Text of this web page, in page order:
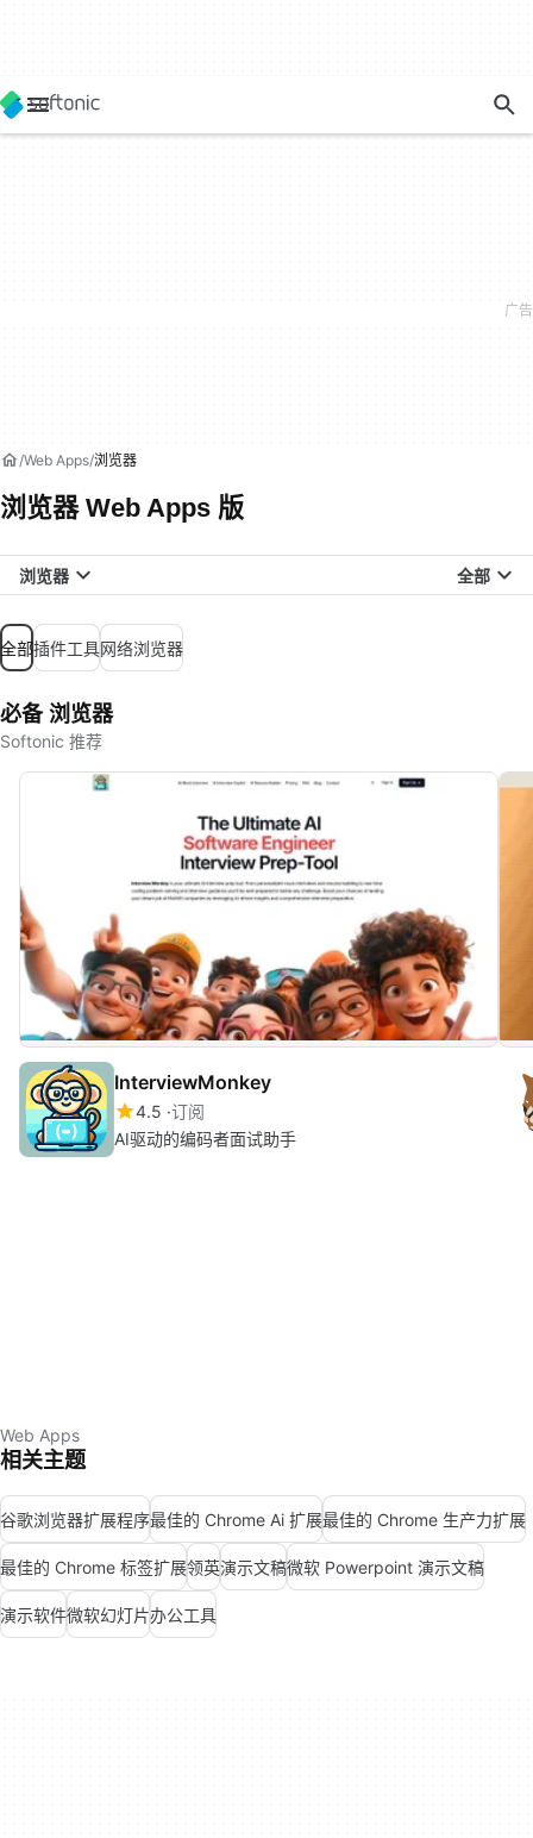
Web Apps 浏览器
浏览器 Web Apps 版
浏览器 全部
全部插件工具网络浏览器
必备 浏览器
Softonic 推荐
InterviewMonkey
4.5 订阅
AI驱动的编码者面试助手
Web Apps
相关主题
谷歌浏览器扩展程序最佳的 Chrome Ai 扩展最佳的 Chrome 生产力扩展
最佳的 Chrome 标签扩展领英演示文稿微软 Powerpoint 演示文稿
演示软件微软幻灯片办公工具